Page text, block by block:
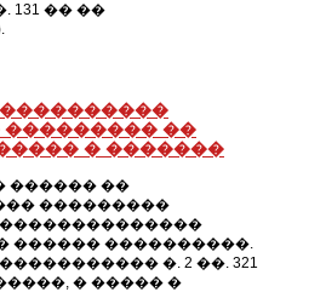
�� ��
��
� �������
������ ��
���������
������ ����������.
�. 2 ��. 321
� ����� �